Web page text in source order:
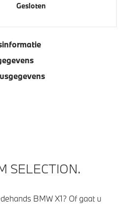
Gesloten
SELECTION.
BMW X1? Of gaat u